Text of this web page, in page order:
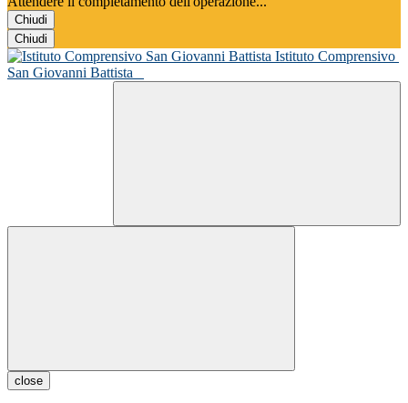
Chiudi
Chiudi
Istituto Comprensivo
San Giovanni Battista
close